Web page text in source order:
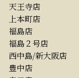
天王寺店
上本町店
福島店
福島２号店
西中島/新大阪店
豊中店